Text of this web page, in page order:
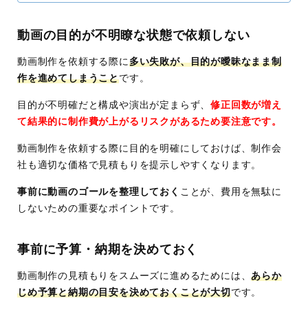
動画の目的が不明瞭な状態で依頼しない
動画制作を依頼する際に多い失敗が、目的が曖昧なまま制
作を進めてしまうことです。
目的が不明確だと構成や演出が定まらず、修正回数が増え
て結果的に制作費が上がるリスクがあるため要注意です。
動画制作を依頼する際に目的を明確にしておけば、制作会
社も適切な価格で見積もりを提示しやすくなります。
事前に動画のゴールを整理しておく ことが、費用を無駄に
しないための重要なポイントです。
事前に予算・納期を決めておく
動画制作の見積もりをスムーズに進めるためには、あらか
じめ予算と納期の目安を決めておくことが大切です。